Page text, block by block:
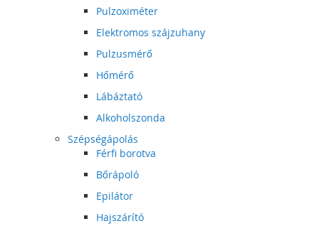
Pulzoximéter
Elektromos szájzuhany
Pulzusmérő
Hőmérő
Lábáztató
Alkoholszonda
Szépségápolás
Férfi borotva
Bőrápoló
Epilátor
Hajszárító